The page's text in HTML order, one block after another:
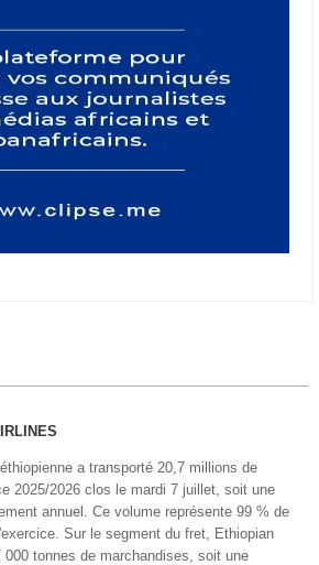
a transporté 20,7 millions de
2025/2026 clos le mardi 7 juillet, soit une
annuel. Ce volume représente 99 % de
Sur le segment du fret, Ethiopian
tonnes de marchandises, soit une